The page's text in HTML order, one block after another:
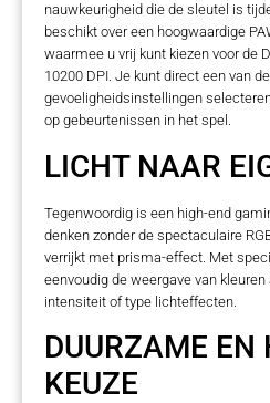
nauwkeurigheid die de sleutel is
beschikt over een hoogwaardige
waarmee u vrij kunt kiezen voor de
10200 DPI. Je kunt direct een van
gevoeligheidsinstellingen
op gebeurtenissen in het spel.
LICHT NAAR
Tegenwoordig is een high-end
denken zonder de spectaculaire
verrijkt met prisma-effect. Met
eenvoudig de weergave van
intensiteit of type lichteffecten.
DUURZAME EN
KEUZE